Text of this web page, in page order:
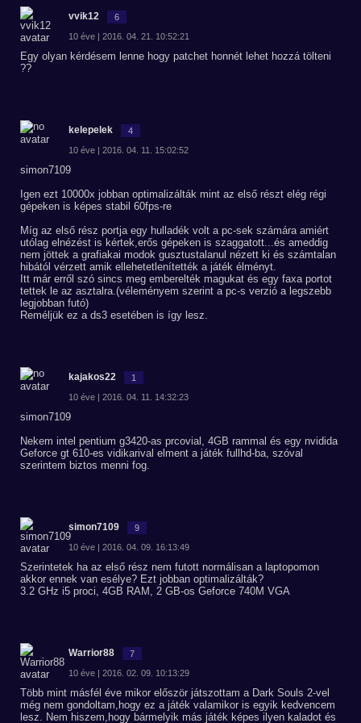
vvik12 6
10 éve | 2016. 04. 21. 10:52:21
Egy olyan kérdésem lenne hogy patchet honnét lehet hozzá tölteni
??
kelepelek 4
10 éve | 2016. 04. 11. 15:02:52
simon7109
Igen ezt 10000x jobban optimalizálták mint az első részt elég régi
gépeken is képes stabil 60fps-re
Míg az első rész portja egy hulladék volt a pc-sek számára amiért
utólag elnézést is kértek,erős gépeken is szaggatott...és ameddig
nem jöttek a grafiakai modok gusztustalanul nézett ki és számtalan
hibától vérzett amik ellehetetlenítették a játék élményt.
Itt már erről szó sincs meg emberelték magukat és egy faxa portot
tettek le az asztalra.(véleményem szerint a pc-s verzió a legszebb
legjobban futó)
Reméljük ez a ds3 esetében is így lesz.
kajakos22 1
10 éve | 2016. 04. 11. 14:32:23
simon7109
Nekem intel pentium g3420-as prcovial, 4GB rammal és egy nvidida
Geforce gt 610-es vidikarival elment a játék fullhd-ba, szóval
szerintem biztos menni fog.
simon7109 9
10 éve | 2016. 04. 09. 16:13:49
Szerintetek ha az első rész nem futott normálisan a laptopomon
akkor ennek van esélye? Ezt jobban optimalizálták?
3.2 GHz i5 proci, 4GB RAM, 2 GB-os Geforce 740M VGA
Warrior88 7
10 éve | 2016. 02. 09. 10:13:29
Több mint másfél éve mikor először játszottam a Dark Souls 2-vel
még nem gondoltam,hogy ez a játék valamikor is egyik kedvencem
lesz. Nem hiszem,hogy bármelyik más játék képes ilyen kaladot és